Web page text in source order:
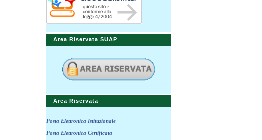
Area Riservata SUAP
Area Riservata
Posta Elettronica Istituzionale
Posta Elettronica Certificata